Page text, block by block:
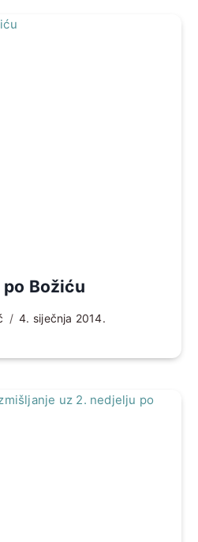
Božiću
4. siječnja 2014.